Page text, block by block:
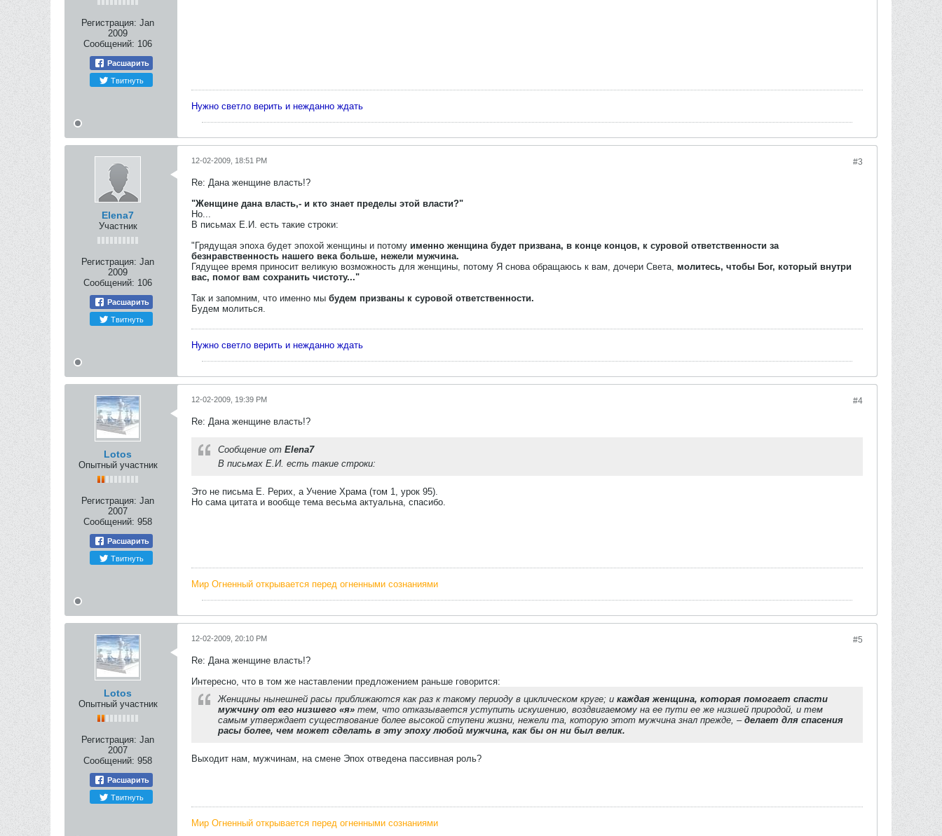
Регистрация: Jan
2009
Сообщений: 106
Расшарить
Твитнуть
Нужно светло верить и нежданно ждать
Elena7
Участник
Регистрация: Jan
2009
Сообщений: 106
Расшарить
Твитнуть
#3
12-02-2009, 18:51 PM
Re: Дана женщине власть!?
"Женщине дана власть,- и кто знает пределы этой власти?"
Но...
В письмах Е.И. есть такие строки:
"Грядущая эпоха будет эпохой женщины и потому именно женщина будет призвана, в конце концов, к суровой ответственности за
безнравственность нашего века больше, нежели мужчина.
Гядущее время приносит великую возможность для женщины, потому Я снова обращаюсь к вам, дочери Света, молитесь, чтобы Бог, который внутри
вас, помог вам сохранить чистоту..."
Так и запомним, что именно мы будем призваны к суровой ответственности.
Будем молиться.
Нужно светло верить и нежданно ждать
Lotos
Опытный участник
Регистрация: Jan
2007
Сообщений: 958
Расшарить
Твитнуть
#4
12-02-2009, 19:39 PM
Re: Дана женщине власть!?
Сообщение от Elena7
В письмах Е.И. есть такие строки:
Это не письма Е. Рерих, а Учение Храма (том 1, урок 95).
Но сама цитата и вообще тема весьма актуальна, спасибо.
Мир Огненный открывается перед огненными сознаниями
Lotos
Опытный участник
Регистрация: Jan
2007
Сообщений: 958
Расшарить
Твитнуть
#5
12-02-2009, 20:10 PM
Re: Дана женщине власть!?
Интересно, что в том же наставлении предложением раньше говорится:
Женщины нынешней расы приближаются как раз к такому периоду в циклическом круге; и каждая женщина, которая помогает спасти
мужчину от его низшего «я» тем, что отказывается уступить искушению, воздвигаемому на ее пути ее же низшей природой, и тем
самым утверждает существование более высокой ступени жизни, нежели та, которую этот мужчина знал прежде, – делает для спасения
расы более, чем может сделать в эту эпоху любой мужчина, как бы он ни был велик.
Выходит нам, мужчинам, на смене Эпох отведена пассивная роль?
Мир Огненный открывается перед огненными сознаниями